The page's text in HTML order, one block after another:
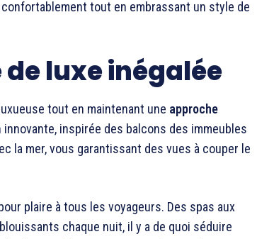
tout en embrassant un style de
luxe inégalée
tout en maintenant une approche
inspirée des balcons des immeubles
la mer, vous garantissant des vues à couper le
plaire à tous les voyageurs. Des spas aux
chaque nuit, il y a de quoi séduire